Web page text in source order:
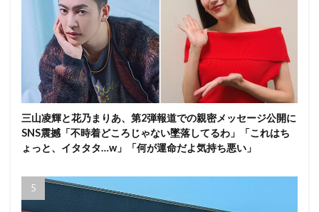
三山凌輝と花乃まりあ、第2弾報道での親密メッセージ公開に
SNS震撼「不時着どころじゃない墜落してるわ」「これはち
ょっと、イタタタ…w」「何が運命だよ気持ち悪い」